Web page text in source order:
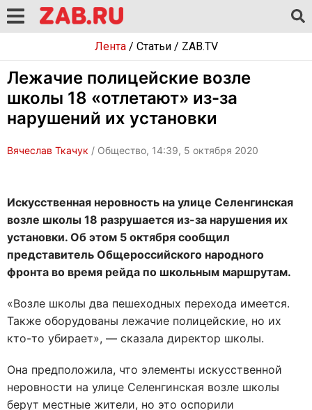
Лента/ Статьи/ ZAB.TV
Лежачие полицейские возле
школы 18 «отлетают» из-за
нарушений их установки
Вячеслав Ткачук / Общество, 14:39, 5 октября 2020
Искусственная неровность на улице Селенгинская
возле школы 18 разрушается из-за нарушения их
установки. Об этом 5 октября сообщил
представитель Общероссийского народного
фронта во время рейда по школьным маршрутам.
«Возле школы два пешеходных перехода имеется.
Также оборудованы лежачие полицейские, но их
кто-то убирает», — сказала директор школы.
Она предположила, что элементы искусственной
неровности на улице Селенгинская возле школы
берут местные жители, но это оспорили